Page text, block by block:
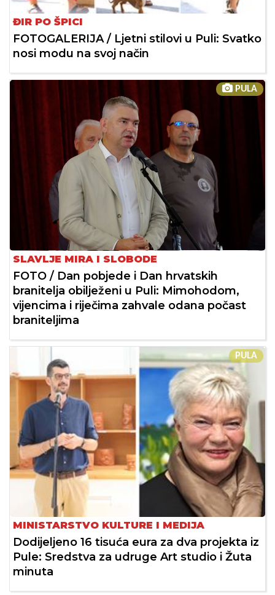
ĐIR PO ŠPICI
FOTOGALERIJA / Ljetni stilovi u Puli: Svatko
nosi modu na svoj način
PULA
SLAVLJE MIRA I SLOBODE
FOTO / Dan pobjede i Dan hrvatskih
branitelja obilježeni u Puli: Mimohodom,
vijencima i riječima zahvale odana počast
braniteljima
PULA
MINISTARSTVO KULTURE I MEDIJA
Dodijeljeno 16 tisuća eura za dva projekta iz
Pule: Sredstva za udruge Art studio i Žuta
minuta